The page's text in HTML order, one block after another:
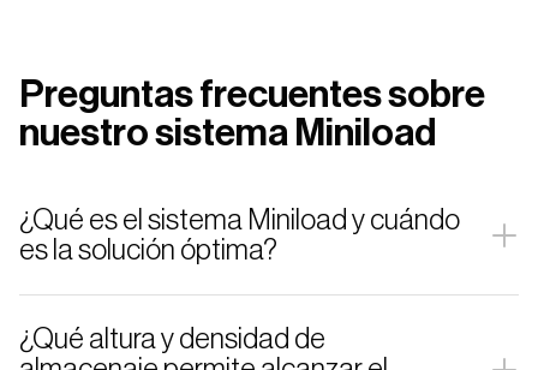
Preguntas frecuentes sobre
nuestro sistema Miniload
¿Qué es el sistema Miniload y cuándo
es la solución óptima?
automáticopara cajas o bandejas metálicas que puede
utilizar transelevadores de alta velocidad, lanzaderas,
¿Qué altura y densidad de